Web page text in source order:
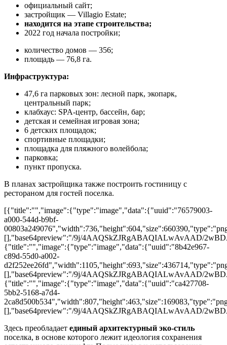
официальный сайт;
застройщик ― Villagio Estate;
находится на этапе строительства;
2022 год начала постройки;
количество домов ― 356;
площадь ― 76,8 га.
Инфраструктура:
47,6 га парковых зон: лесной парк, экопарк,
центральный парк;
клабхаус: SPA-центр, бассейн, бар;
детская и семейная игровая зона;
6 детских площадок;
спортивные площадки;
площадка для пляжного волейбола;
парковка;
пункт пропуска.
В планах застройщика также построить гостиницу с
рестораном для гостей поселка.
[{"title":"","image":{"type":"image","data":{"uuid":"76579003-
a000-544d-b9bf-
[],"base64preview":"/9j/4AAQSkZJRgABAQIALwAvAAD/
{"title":"","image":{"type":"image","data":{"uuid":"8b42e967-
c89d-55d0-a002-
[],"base64preview":"/9j/4AAQSkZJRgABAQIALwAvAAD/
{"title":"","image":{"type":"image","data":{"uuid":"ca427708-
5bb2-5168-a7d4-
[],"base64preview":"/9j/4AAQSkZJRgABAQIALwAvAAD/
Здесь преобладает единый архитектурный эко-стиль
поселка, в основе которого лежит идеология сохранения